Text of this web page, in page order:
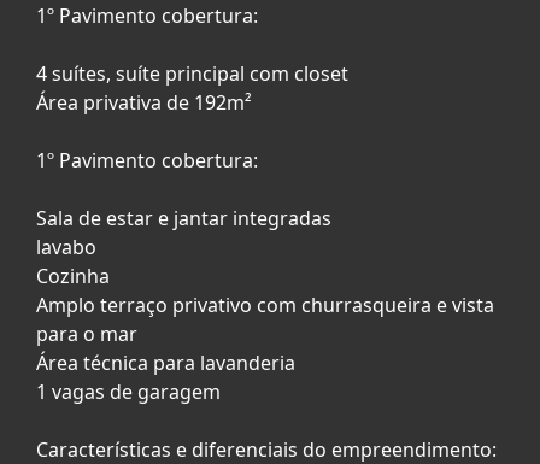
1º Pavimento cobertura:
4 suítes, suíte principal com closet
Área privativa de 192m²
1º Pavimento cobertura:
Sala de estar e jantar integradas
lavabo
Cozinha
Amplo terraço privativo com churrasqueira e vista
para o mar
Área técnica para lavanderia
1 vagas de garagem
Características e diferenciais do empreendimento: